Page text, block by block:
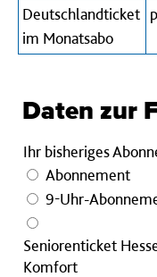
Deutschlandticket
im Monatsabo
Daten zur
Ihr bisheriges
Abonnement
9-Uhr-
Seniorenticket
Komfort